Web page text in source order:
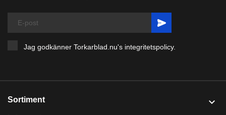
Jag godkänner Torkarblad.nu's integritetspolicy.
Sortiment 